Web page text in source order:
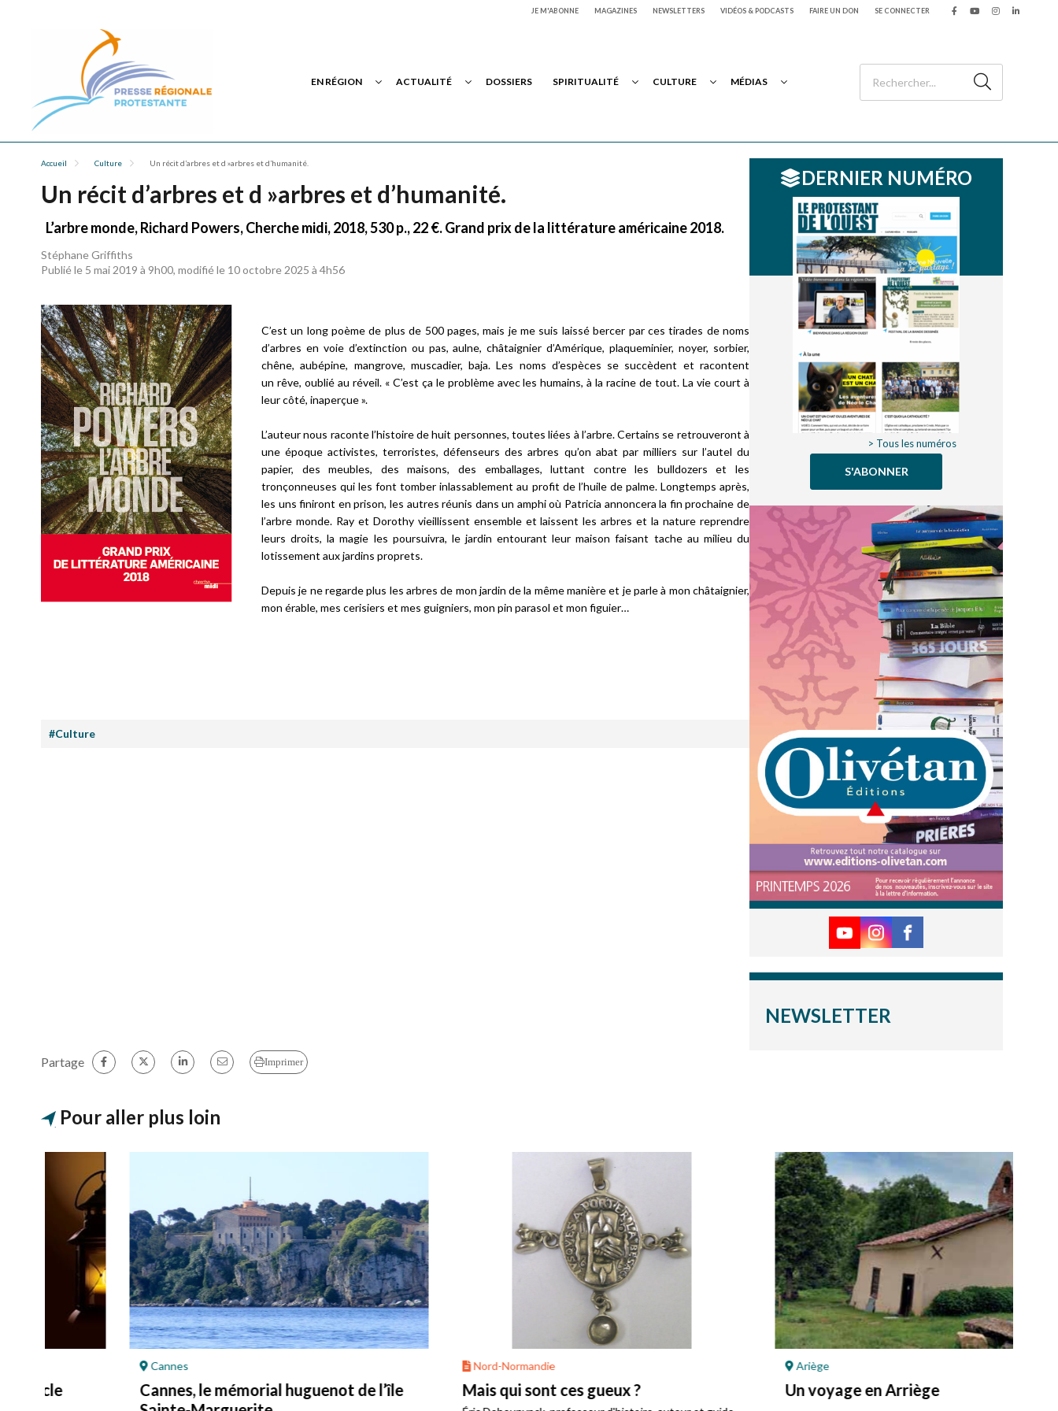
JE M'ABONNE MAGAZINES NEWSLETTERS VIDÉOS & PODCASTS FAIRE UN DON SE CONNECTER
EN RÉGION ACTUALITÉ DOSSIERS SPIRITUALITÉ CULTURE MÉDIAS
Accueil Culture Un récit d’arbres et d »arbres et d’humanité.
Un récit d’arbres et d »arbres et d’humanité.
L’arbre monde, Richard Powers, Cherche midi, 2018, 530 p., 22 €. Grand prix de la littérature américaine 2018.
Stéphane Griffiths
Publié le 5 mai 2019 à 9h00, modifié le 10 octobre 2025 à 4h56
C’est un long poème de plus de 500 pages, mais je me suis laissé bercer par ces tirades de noms
d’arbres en voie d’extinction ou pas, aulne, châtaignier d’Amérique, plaqueminier, noyer, sorbier,
chêne, aubépine, mangrove, muscadier, baja. Les noms d’espèces se succèdent et racontent
un rêve, oublié au réveil. « C’est ça le problème avec les humains, à la racine de tout. La vie court à
leur côté, inaperçue ».
L’auteur nous raconte l’histoire de huit personnes, toutes liées à l’arbre. Certains se retrouveront à
une époque activistes, terroristes, défenseurs des arbres qu’on abat par milliers sur l’autel du
papier, des meubles, des maisons, des emballages, luttant contre les bulldozers et les
tronçonneuses qui les font tomber inlassablement au profit de l’huile de palme. Longtemps après,
les uns finiront en prison, les autres réunis dans un amphi où Patricia annoncera la fin prochaine de
l’arbre monde. Ray et Dorothy vieillissent ensemble et laissent les arbres et la nature reprendre
leurs droits, la magie les poursuivra, le jardin entourant leur maison faisant tache au milieu du
lotissement aux jardins proprets.
Depuis je ne regarde plus les arbres de mon jardin de la même manière et je parle à mon châtaignier,
mon érable, mes cerisiers et mes guigniers, mon pin parasol et mon figuier…
#Culture
DERNIER NUMÉRO
> Tous les numéros
S'ABONNER
NEWSLETTER
Partage Imprimer
Pour aller plus loin
Cannes, le mémorial huguenot de l’île
Nord-Normandie
Mais qui sont ces gueux ? Un voyage en Arriège